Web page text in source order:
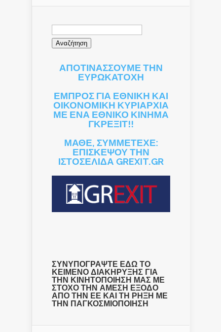
Αναζήτηση
ΑΠΟΤΙΝΑΣΣΟΥΜΕ ΤΗΝ
ΕΥΡΩΚΑΤΟΧΗ
ΕΜΠΡΟΣ ΓΙΑ ΕΘΝΙΚΗ ΚΑΙ
ΟΙΚΟΝΟΜΙΚΗ ΚΥΡΙΑΡΧΙΑ
ΜΕ ΕΝΑ ΕΘΝΙΚΟ ΚΙΝΗΜΑ
ΓΚΡΕΞΙΤ!!
ΜΑΘΕ, ΣΥΜΜΕΤΕΧΕ:
ΕΠΙΣΚΕΨΟΥ ΤΗΝ
ΙΣΤΟΣΕΛΙΔΑ GREXIT.GR
ΣΥΝΥΠΟΓΡΑΨΤΕ ΕΔΩ ΤΟ
ΚΕΙΜΕΝΟ ΔΙΑΚΗΡΥΞΗΣ ΓΙΑ
ΤΗΝ ΚΙΝΗΤΟΠΟΙΗΣΗ ΜΑΣ ΜΕ
ΣΤΟΧΟ ΤΗΝ ΑΜΕΣΗ ΕΞΟΔΟ
ΑΠΟ ΤΗΝ ΕΕ ΚΑΙ ΤΗ ΡΗΞΗ ΜΕ
ΤΗΝ ΠΑΓΚΟΣΜΙΟΠΟΙΗΣΗ